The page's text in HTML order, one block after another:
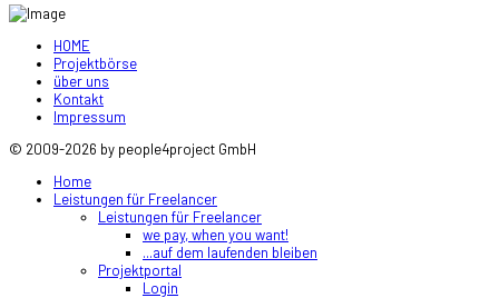
HOME
Projektbörse
über uns
Kontakt
Impressum
© 2009-2026 by people4project GmbH
Home
Leistungen für Freelancer
Leistungen für Freelancer
we pay, when you want!
...auf dem laufenden bleiben
Projektportal
Login